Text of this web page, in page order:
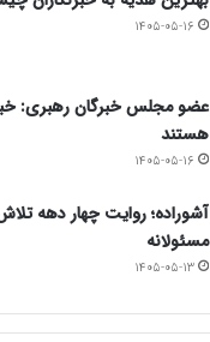
۱۴۰۵-۰۵-۱۶
عضو مجلس خبرگان رهبری:
هستند
۱۴۰۵-۰۵-۱۶
آشوراده؛ روایت چهار دهه
مسئولانه
۱۴۰۵-۰۵-۱۳